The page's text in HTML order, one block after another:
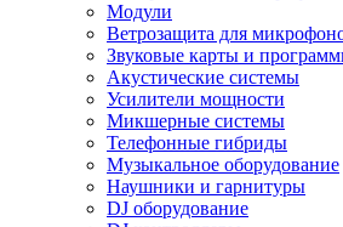
Модули
Ветрозащита для
Звуковые карты и
Акустические системы
Усилители мощности
Микшерные системы
Телефонные гибриды
Музыкальное оборудование
Наушники и гарнитуры
DJ оборудование